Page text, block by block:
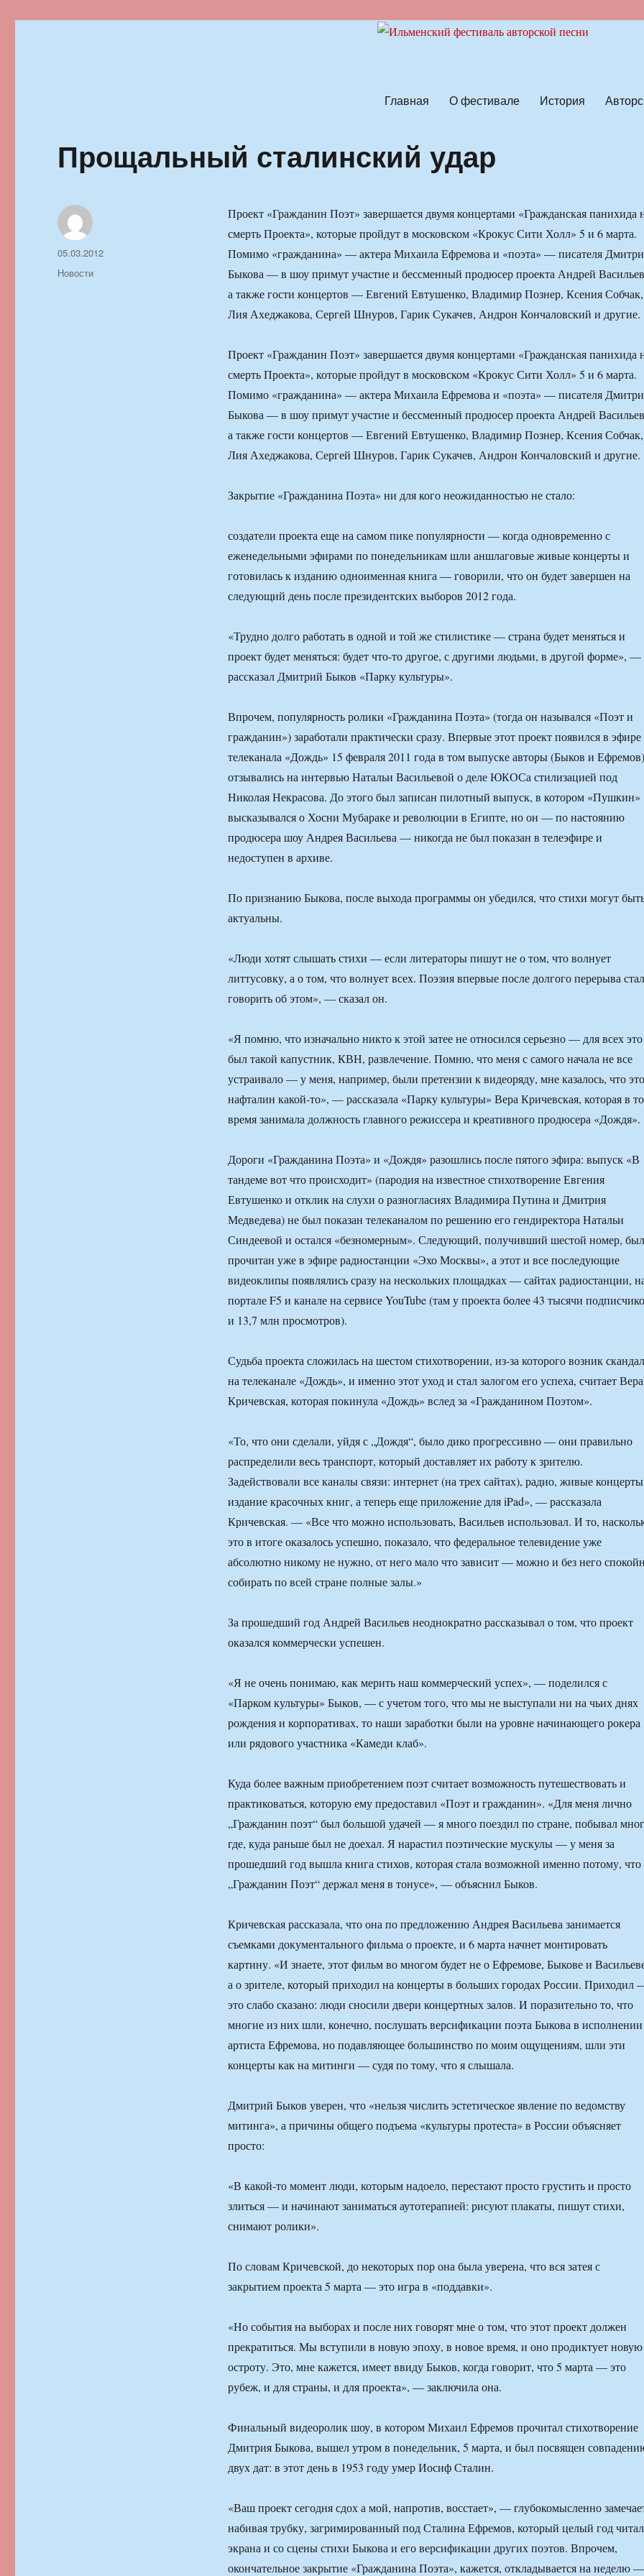
Главная О фестивале История
Прощальный сталинский удар
Проект «Гражданин Поэт» завершается двумя концертами «Гражданская панихида
смерть Проекта», которые пройдут в московском «Крокус Сити Холл» 5 и 6 марта.
Помимо «гражданина» — актера Михаила Ефремова и «поэта» — писателя
Быкова — в шоу примут участие и бессменный продюсер проекта Андрей
а также гости концертов — Евгений Евтушенко, Владимир Познер, Ксения Собчак,
Лия Ахеджакова, Сергей Шнуров, Гарик Сукачев, Андрон Кончаловский и другие.
Проект «Гражданин Поэт» завершается двумя концертами «Гражданская панихида
смерть Проекта», которые пройдут в московском «Крокус Сити Холл» 5 и 6 марта.
Помимо «гражданина» — актера Михаила Ефремова и «поэта» — писателя
Быкова — в шоу примут участие и бессменный продюсер проекта Андрей
а также гости концертов — Евгений Евтушенко, Владимир Познер, Ксения Собчак,
Лия Ахеджакова, Сергей Шнуров, Гарик Сукачев, Андрон Кончаловский и другие.
Закрытие «Гражданина Поэта» ни для кого неожиданностью не стало:
создатели проекта еще на самом пике популярности — когда одновременно с
еженедельными эфирами по понедельникам шли аншлаговые живые концерты и
готовилась к изданию одноименная книга — говорили, что он будет завершен на
следующий день после президентских выборов 2012 года.
«Трудно долго работать в одной и той же стилистике — страна будет меняться и
проект будет меняться: будет что-то другое, с другими людьми, в другой форме», —
рассказал Дмитрий Быков «Парку культуры».
Впрочем, популярность ролики «Гражданина Поэта» (тогда он назывался «Поэт и
гражданин») заработали практически сразу. Впервые этот проект появился в эфире
телеканала «Дождь» 15 февраля 2011 года в том выпуске авторы (Быков и Ефремов)
отзывались на интервью Натальи Васильевой о деле ЮКОСа стилизацией под
Николая Некрасова. До этого был записан пилотный выпуск, в котором «Пушкин»
высказывался о Хосни Мубараке и революции в Египте, но он — по настоянию
продюсера шоу Андрея Васильева — никогда не был показан в телеэфире и
недоступен в архиве.
По признанию Быкова, после выхода программы он убедился, что стихи могут
актуальны.
«Люди хотят слышать стихи — если литераторы пишут не о том, что волнует
литтусовку, а о том, что волнует всех. Поэзия впервые после долгого перерыва
говорить об этом», — сказал он.
«Я помню, что изначально никто к этой затее не относился серьезно — для всех это
был такой капустник, КВН, развлечение. Помню, что меня с самого начала не все
устраивало — у меня, например, были претензии к видеоряду, мне казалось, что это
нафталин какой-то», — рассказала «Парку культуры» Вера Кричевская, которая в то
время занимала должность главного режиссера и креативного продюсера «Дождя».
Дороги «Гражданина Поэта» и «Дождя» разошлись после пятого эфира: выпуск «В
тандеме вот что происходит» (пародия на известное стихотворение Евгения
Евтушенко и отклик на слухи о разногласиях Владимира Путина и Дмитрия
Медведева) не был показан телеканалом по решению его гендиректора Натальи
Синдеевой и остался «безномерным». Следующий, получивший шестой номер, был
прочитан уже в эфире радиостанции «Эхо Москвы», а этот и все последующие
видеоклипы появлялись сразу на нескольких площадках — сайтах радиостанции,
портале F5 и канале на сервисе YouTube (там у проекта более 43 тысячи
и 13,7 млн просмотров).
Судьба проекта сложилась на шестом стихотворении, из-за которого возник скандал
на телеканале «Дождь», и именно этот уход и стал залогом его успеха, считает Вера
Кричевская, которая покинула «Дождь» вслед за «Гражданином Поэтом».
«То, что они сделали, уйдя с „Дождя“, было дико прогрессивно — они правильно
распределили весь транспорт, который доставляет их работу к зрителю.
Задействовали все каналы связи: интернет (на трех сайтах), радио, живые
издание красочных книг, а теперь еще приложение для iPad», — рассказала
Кричевская. — «Все что можно использовать, Васильев использовал. И то,
это в итоге оказалось успешно, показало, что федеральное телевидение уже
абсолютно никому не нужно, от него мало что зависит — можно и без него
собирать по всей стране полные залы.»
За прошедший год Андрей Васильев неоднократно рассказывал о том, что проект
оказался коммерчески успешен.
«Я не очень понимаю, как мерить наш коммерческий успех», — поделился с
«Парком культуры» Быков, — с учетом того, что мы не выступали ни на чьих днях
рождения и корпоративах, то наши заработки были на уровне начинающего рокера
или рядового участника «Камеди клаб».
Куда более важным приобретением поэт считает возможность путешествовать и
практиковаться, которую ему предоставил «Поэт и гражданин». «Для меня лично
„Гражданин поэт“ был большой удачей — я много поездил по стране, побывал
где, куда раньше был не доехал. Я нарастил поэтические мускулы — у меня за
прошедший год вышла книга стихов, которая стала возможной именно потому, что
„Гражданин Поэт“ держал меня в тонусе», — объяснил Быков.
Кричевская рассказала, что она по предложению Андрея Васильева занимается
съемками документального фильма о проекте, и 6 марта начнет монтировать
картину. «И знаете, этот фильм во многом будет не о Ефремове, Быкове и
а о зрителе, который приходил на концерты в больших городах России. Приходил
это слабо сказано: люди сносили двери концертных залов. И поразительно то, что
многие из них шли, конечно, послушать версификации поэта Быкова в исполнении
артиста Ефремова, но подавляющее большинство по моим ощущениям, шли эти
концерты как на митинги — судя по тому, что я слышала.
Дмитрий Быков уверен, что «нельзя числить эстетическое явление по ведомству
митинга», а причины общего подъема «культуры протеста» в России объясняет
просто:
«В какой-то момент люди, которым надоело, перестают просто грустить и просто
злиться — и начинают заниматься аутотерапией: рисуют плакаты, пишут стихи,
снимают ролики».
По словам Кричевской, до некоторых пор она была уверена, что вся затея с
закрытием проекта 5 марта — это игра в «поддавки».
«Но события на выборах и после них говорят мне о том, что этот проект должен
прекратиться. Мы вступили в новую эпоху, в новое время, и оно продиктует новую
остроту. Это, мне кажется, имеет ввиду Быков, когда говорит, что 5 марта — это
рубеж, и для страны, и для проекта», — заключила она.
Финальный видеоролик шоу, в котором Михаил Ефремов прочитал стихотворение
Дмитрия Быкова, вышел утром в понедельник, 5 марта, и был посвящен
двух дат: в этот день в 1953 году умер Иосиф Сталин.
«Ваш проект сегодня сдох а мой, напротив, восстает», — глубокомысленно
набивая трубку, загримированный под Сталина Ефремов, который целый год
экрана и со сцены стихи Быкова и его версификации других поэтов. Впрочем,
окончательное закрытие «Гражданина Поэта», кажется, откладывается на неделю —
Автор
Опубликовано
05.03.2012
Рубрики
Новости